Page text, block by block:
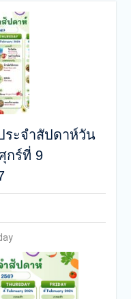
ระจำสัปดาห์วัน
กร์ที่ 9